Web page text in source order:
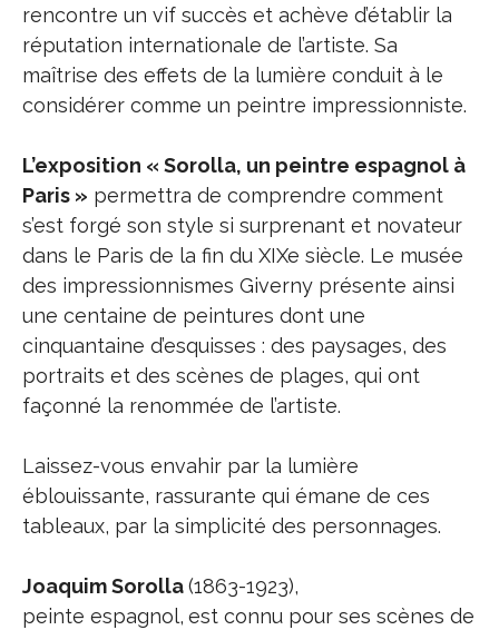
rencontre un vif succès et achève d’établir la
réputation internationale de l’artiste. Sa
maîtrise des effets de la lumière conduit à le
considérer comme un peintre impressionniste.
L’exposition « Sorolla, un peintre espagnol à
Paris » permettra de comprendre comment
s’est forgé son style si surprenant et novateur
dans le Paris de la fin du XIXe siècle. Le musée
des impressionnismes Giverny présente ainsi
une centaine de peintures dont une
cinquantaine d’esquisses : des paysages, des
portraits et des scènes de plages, qui ont
façonné la renommée de l’artiste.
Laissez-vous envahir par la lumière
éblouissante, rassurante qui émane de ces
tableaux, par la simplicité des personnages.
Joaquim Sorolla(1863-1923),
peinte espagnol, est connu pour ses scènes de